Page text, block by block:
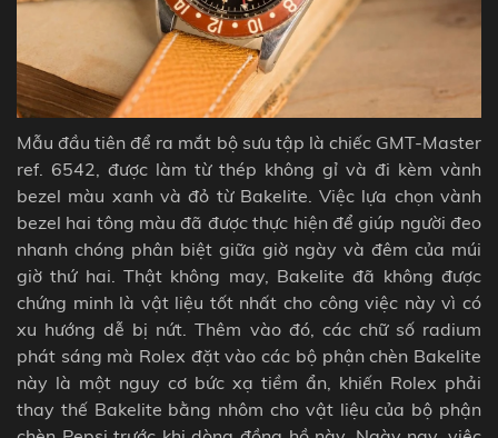
Mẫu đầu tiên để ra mắt bộ sưu tập là chiếc GMT-Master
ref. 6542, được làm từ thép không gỉ và đi kèm vành
bezel màu xanh và đỏ từ Bakelite. Việc lựa chọn vành
bezel hai tông màu đã được thực hiện để giúp người đeo
nhanh chóng phân biệt giữa giờ ngày và đêm của múi
giờ thứ hai. Thật không may, Bakelite đã không được
chứng minh là vật liệu tốt nhất cho công việc này vì có
xu hướng dễ bị nứt. Thêm vào đó, các chữ số radium
phát sáng mà Rolex đặt vào các bộ phận chèn Bakelite
này là một nguy cơ bức xạ tiềm ẩn, khiến Rolex phải
thay thế Bakelite bằng nhôm cho vật liệu của bộ phận